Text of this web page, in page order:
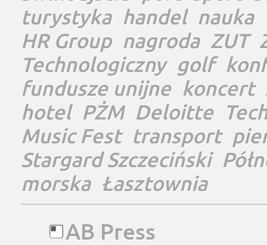
turystyka handel nauka
HR Group nagroda ZUT
Technologiczny golf
fundusze unijne koncert
hotel PŻM Deloitte
Music Fest transport
Stargard Szczeciński
morska Łasztownia
AB Press